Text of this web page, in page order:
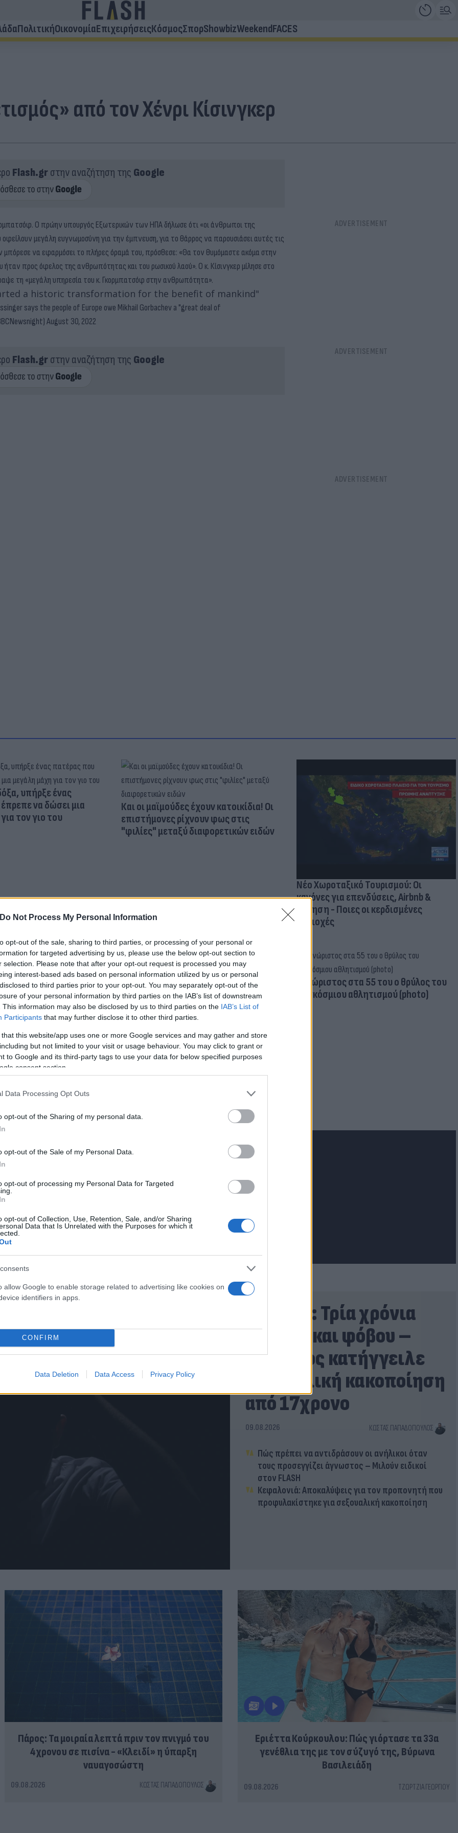
Do Not Process My Personal Information
opt-out of the sale, sharing to third parties, or processing of your personal or
for targeted advertising by us, please use the below opt-out section to
selection. Please note that after your opt-out request is processed you may
interest-based ads based on personal information utilized by us or personal
to third parties prior to your opt-out. You may separately opt-out of the
of your personal information by third parties on the IAB’s list of downstream
This information may also be disclosed by us to third parties on the IAB’s List of
Participants that may further disclose it to other third parties.
that this website/app uses one or more Google services and may gather and store
but not limited to your visit or usage behaviour. You may click to grant or
to Google and its third-party tags to use your data for below specified purposes
consent section.
Data Processing Opt Outs
opt-out of the Sharing of my personal data.
opt-out of the Sale of my Personal Data.
opt-out of processing my Personal Data for Targeted
opt-out of Collection, Use, Retention, Sale, and/or Sharing
Data that Is Unrelated with the Purposes for which it
allow Google to enable storage related to advertising like cookies on
identifiers in apps.
CONFIRM
Data Deletion Data Access Privacy Policy
ΠολιτικήΟικονομίαΕπιχειρήσειςΚόσμοςΣπορShowbizWeekendFACES
από τον Χένρι Κίσινγκερ
Flash.grστην αναζήτηση της Google
Ο πρώην υπουργός Εξωτερικών των ΗΠΑ δήλωσε ότι «οι άνθρωποι της
μεγάλη ευγνωμοσύνη για την έμπνευση, για το θάρρος να παρουσιάσει αυτές τις
μπόρεσε να εφαρμόσει το πλήρες όραμά του, πρόσθεσε: «Θα τον θυμόμαστε ακόμα στην
προς όφελος της ανθρωπότητας και του ρωσικού λαού». Ο κ. Κίσινγκερ μίλησε στο
τη «μεγάλη υπηρεσία του κ. Γκορμπατσόφ στην ανθρωπότητα».
a historic transformation for the benefit of mankind"
says the people of Europe owe Mikhail Gorbachev a "great deal of
August 30, 2022
Flash.grστην αναζήτηση της Google
υπήρξε ένας
να δώσει μια
τον γιο του
Και οι μαϊμούδες έχουν κατοικίδια! Οι
επιστήμονες ρίχνουν φως στις
"φιλίες" μεταξύ διαφορετικών ειδών
Νέο Χωροταξικό Τουρισμού: Οι
κανόνες για επενδύσεις, Airbnb &
δόμηση - Ποιες οι κερδισμένες
περιοχές
3,5 φορές
ο κίνδυνος σοβαρής
κάκωσης
Είδος... πολυτελείας τα κρεατικά: Στα
Aγνώριστος στα 55 του ο θρύλος του
παγκόσμιου αθλητισμού (photo)
μην μένεις στο σκοτάδι... ακολούθησε το Flash.gr
Σκιάθος: Τρία χρόνια
σιωπής και φόβου –
15χρονος κατήγγειλε
σεξουαλική κακοποίηση
από 17χρονο
09.08.2026 ΚΏΣΤΑΣ ΠΑΠΑΔΌΠΟΥΛΟΣ
Πώς πρέπει να αντιδράσουν οι ανήλικοι όταν
τους προσεγγίζει άγνωστος – Μιλούν ειδικοί
στον FLASH
Κεφαλονιά: Αποκαλύψεις για τον προπονητή που
προφυλακίστηκε για σεξουαλική κακοποίηση
Πάρος: Τα μοιραία λεπτά πριν τον πνιγμό του
4χρονου σε πισίνα - «Κλειδί» η ύπαρξη
ναυαγοσώστη
09.08.2026 ΚΏΣΤΑΣ ΠΑΠΑΔΌΠΟΥΛΟΣ
Εριέττα Κούρκουλου: Πώς γιόρτασε τα 33α
γενέθλια της με τον σύζυγό της, Βύρωνα
Βασιλειάδη
09.08.2026 ΤΖΏΡΤΖΙΑ ΓΕΩΡΓΊΟΥ